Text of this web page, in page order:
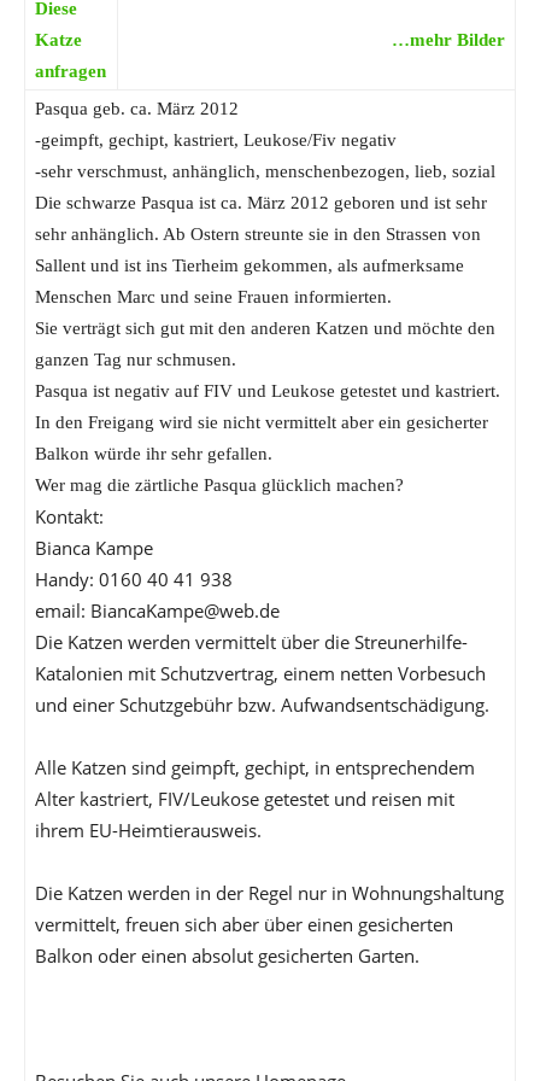
Diese
Katze
anfragen
…mehr Bilder
Pasqua geb. ca. März 2012
-geimpft, gechipt, kastriert, Leukose/Fiv negativ
-sehr verschmust, anhänglich, menschenbezogen, lieb, sozial
Die schwarze Pasqua ist ca. März 2012 geboren und ist sehr
sehr anhänglich. Ab Ostern streunte sie in den Strassen von
Sallent und ist ins Tierheim gekommen, als aufmerksame
Menschen Marc und seine Frauen informierten.
Sie verträgt sich gut mit den anderen Katzen und möchte den
ganzen Tag nur schmusen.
Pasqua ist negativ auf FIV und Leukose getestet und kastriert.
In den Freigang wird sie nicht vermittelt aber ein gesicherter
Balkon würde ihr sehr gefallen.
Wer mag die zärtliche Pasqua glücklich machen?
Kontakt:
Bianca Kampe
Handy: 0160 40 41 938
email: BiancaKampe@web.de
Die Katzen werden vermittelt über die Streunerhilfe-
Katalonien mit Schutzvertrag, einem netten Vorbesuch
und einer Schutzgebühr bzw. Aufwandsentschädigung.
Alle Katzen sind geimpft, gechipt, in entsprechendem
Alter kastriert, FIV/Leukose getestet und reisen mit
ihrem EU-Heimtierausweis.
Die Katzen werden in der Regel nur in Wohnungshaltung
vermittelt, freuen sich aber über einen gesicherten
Balkon oder einen absolut gesicherten Garten.